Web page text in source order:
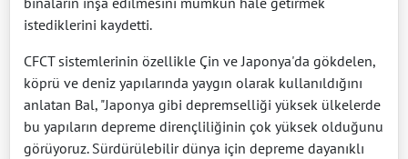
istediklerini kaydetti.
CFCT sistemlerinin özellikle Çin ve Japonya'da gökdelen,
köprü ve deniz yapılarında yaygın olarak kullanıldığını
anlatan Bal, "Japonya gibi depremselliği yüksek ülkelerde
bu yapıların depreme dirençliliğinin çok yüksek olduğunu
görüyoruz. Sürdürülebilir dünya için depreme dayanıklı